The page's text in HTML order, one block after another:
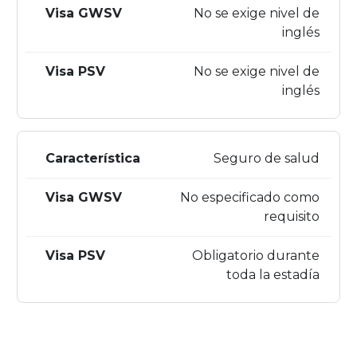
No se exige nivel de
inglés
No se exige nivel de
inglés
Seguro de salud
No especificado como
requisito
Obligatorio durante
toda la estadía